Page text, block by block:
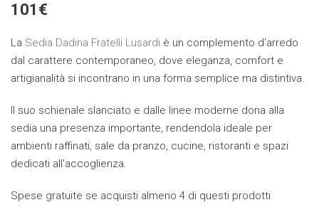
101€
La Sedia Dadina Fratelli Lusardi è un complemento d'arredo
dal carattere contemporaneo, dove eleganza, comfort e
artigianalità si incontrano in una forma semplice ma distintiva.
Il suo schienale slanciato e dalle linee moderne dona alla
sedia una presenza importante, rendendola ideale per
ambienti raffinati, sale da pranzo, cucine, ristoranti e spazi
dedicati all'accoglienza.
Spese gratuite se acquisti almeno 4 di questi prodotti